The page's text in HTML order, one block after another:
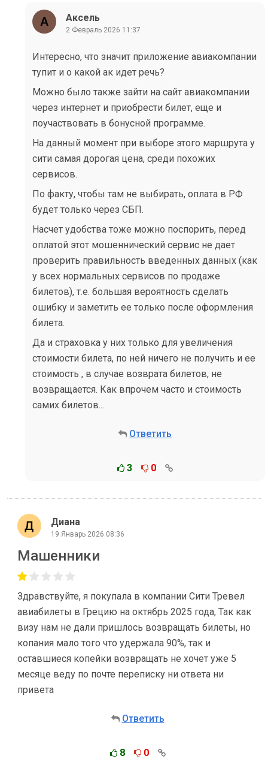
Аксель
2 Февраль 2026 11:37
Интересно, что значит приложение авиакомпании
тупит и о какой ак идет речь?
Можно было также зайти на сайт авиакомпании
через интернет и приобрести билет, еще и
поучаствовать в бонусной программе.
На данный момент при выборе этого маршрута у
сити самая дорогая цена, среди похожих
сервисов.
По факту, чтобы там не выбирать, оплата в РФ
будет только через СБП.
Насчет удобства тоже можно поспорить, перед
оплатой этот мошеннический сервис не дает
проверить правильность введенных данных (как
у всех нормальных сервисов по продаже
билетов), т.е. большая вероятность сделать
ошибку и заметить ее только после оформления
билета.
Да и страховка у них только для увеличения
стоимости билета, по ней ничего не получить и ее
стоимость , в случае возврата билетов, не
возвращается. Как впрочем часто и стоимость
самих билетов...
Ответить
3 0
Диана
19 Январь 2026 08:36
Машенники
Здравствуйте, я покупала в компании Сити Тревел
авиабилеты в Грецию на октябрь 2025 года, Так как
визу нам не дали пришлось возвращать билеты, но
копания мало того что удержала 90%, так и
оставшиеся копейки возвращать не хочет уже 5
месяце веду по почте переписку ни ответа ни
привета
Ответить
8 0